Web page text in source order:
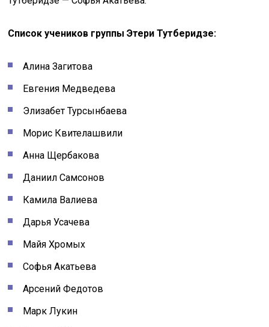
Список учеников группы Этери Тутберидзе:
Алина Загитова
Евгения Медведева
Элизабет Турсынбаева
Морис Квителашвили
Анна Щербакова
Даниил Самсонов
Камила Валиева
Дарья Усачева
Майя Хромых
Софья Акатьева
Арсений Федотов
Марк Лукин